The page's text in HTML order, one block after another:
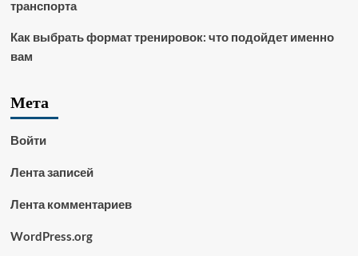
транспорта
Как выбрать формат тренировок: что подойдет именно
вам
Мета
Войти
Лента записей
Лента комментариев
WordPress.org